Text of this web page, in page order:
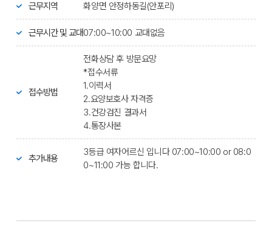
근무지역 화양면 안정하동길(안포리)
근무시간 및 교대07:00~10:00 교대없음
접수방법
전화상담 후 방문요망
*접수서류
1.이력서
2.요양보호사 자격증
3.건강검진 결과서
4.통장사본
추가내용
3등급 여자어르신 입니다 07:00~10:00 or 08:0
0~11:00 가능 합니다.